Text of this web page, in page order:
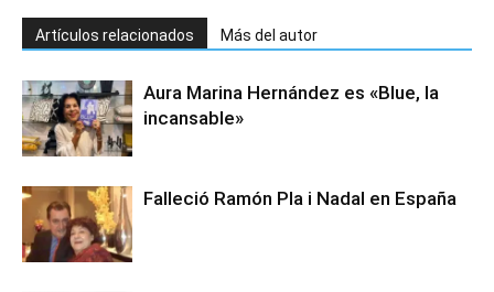
Artículos relacionados Más del autor
Aura Marina Hernández es «Blue, la
incansable»
Falleció Ramón Pla i Nadal en España